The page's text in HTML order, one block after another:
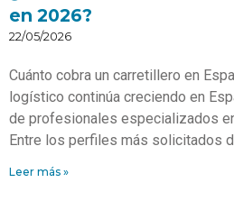
en 2026?
22/05/2026
Cuánto cobra un carretillero en
logístico continúa creciendo en
de profesionales especializados
Entre los perfiles más solicitados
Leer más »